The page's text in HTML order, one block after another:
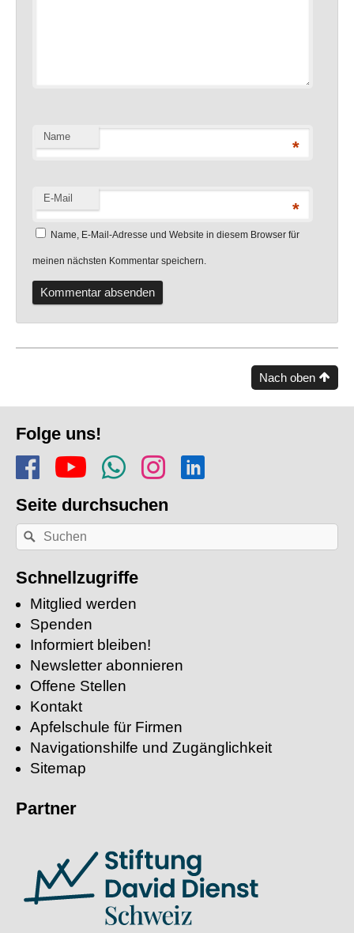
Name
*
E-Mail
*
Name, E-Mail-Adresse und Website in diesem Browser für
meinen nächsten Kommentar speichern.
Nach oben
Folge uns!
Folge uns auf Facebook
Finde uns auf YouTube
Folge dem Kanal
Folge uns auf
Seite durchsuchen
Nach
einem
suchen:
Suchen
Schnellzugriffe
Mitglied werden
Spenden
Informiert bleiben!
Newsletter abonnieren
Offene Stellen
Kontakt
Apfelschule für Firmen
Navigationshilfe und Zugänglichkeit
Sitemap
Partner